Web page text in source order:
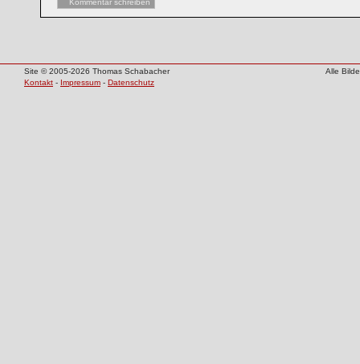
Kommentar schreiben
Site © 2005-2026 Thomas Schabacher
Alle
Kontakt - Impressum - Datenschutz